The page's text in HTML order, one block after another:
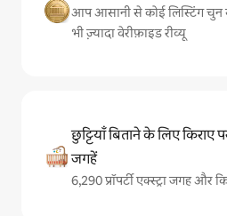
आप आसानी से कोई लिस्टिंग
भी ज़्यादा वेरीफ़ाइड रीव्यू
छुट्टियाँ बिताने के लिए
जगहें
6,290 प्रॉपर्टी एक्स्ट्रा जगह और